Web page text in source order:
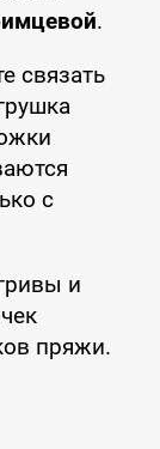
.
связать
с
и
пряжи.